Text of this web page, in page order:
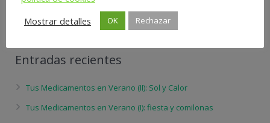
Entradas recientes
Tus Medicamentos en Verano (II): Sol y Calor
Tus Medicamentos en Verano (I): fiesta y comilonas
Mostrar detalles
OK Rechazar